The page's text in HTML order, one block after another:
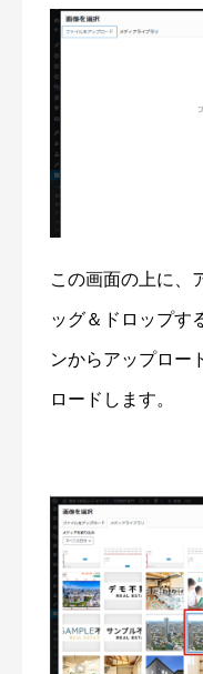
この画面の上に、
ッグ＆ドロップす
ンからアップロー
ロードします。